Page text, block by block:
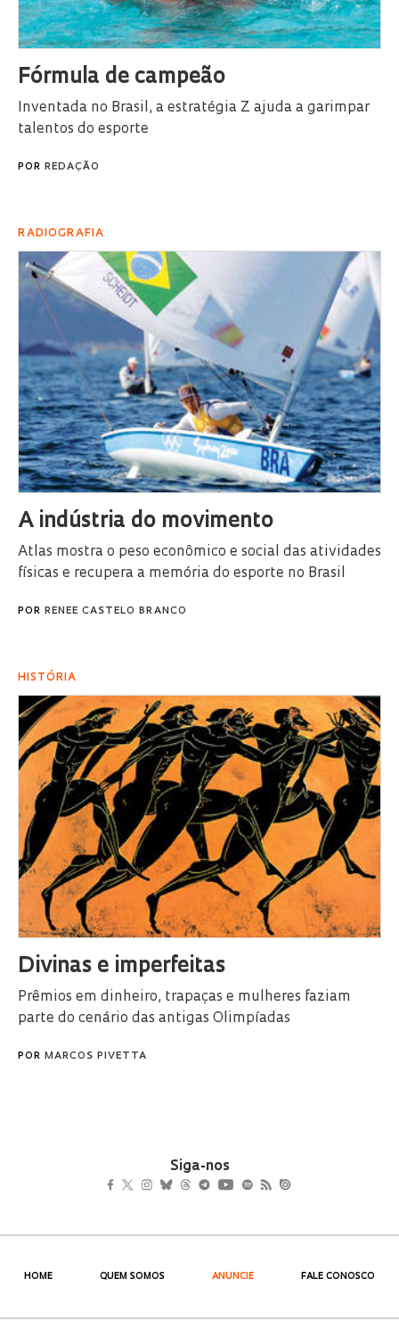
Fórmula de campeão
Inventada no Brasil, a estratégia Z ajuda a garimpar
talentos do esporte
POR REDAÇÃO
RADIOGRAFIA
A in­dús­tria do mo­vi­men­to
Atlas mos­tra o peso eco­nô­mi­co e so­ci­al das ati­vi­da­des
fí­si­cas e re­cu­pe­ra a me­mó­ria do es­por­te no Bra­sil
POR RENEE CASTELO BRANCO
HISTÓRIA
Divinas e imperfeitas
Prêmios em dinheiro, trapaças e mulheres faziam
parte do cenário das antigas Olimpíadas
POR MARCOS PIVETTA
Siga-nos
HOME QUEM SOMOS ANUNCIE FALE CONOSCO